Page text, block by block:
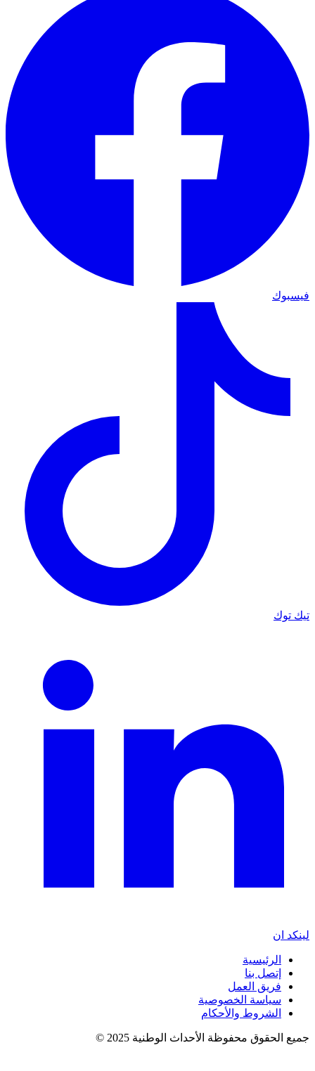
فيسبوك
تيك توك
لينكد ان
الرئيسية
إتصل بنا
فريق العمل
سياسة الخصوصية
الشروط والأحكام
جميع الحقوق محفوظة الأحداث الوطنية 2025 ©